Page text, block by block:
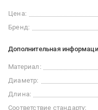
Цена:
Бренд:
Дополнительная
Материал:
Диаметр:
Длина:
Соответствие стандарту: